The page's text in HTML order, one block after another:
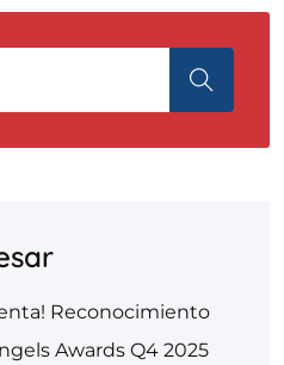
Reconocimiento
Awards Q4 2025